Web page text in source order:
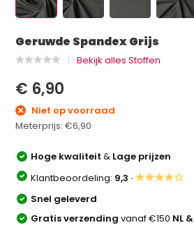
Geruwde Spandex Grijs
Bekijk alles Stoffen
€ 6,90
Niet op voorraad
Meterprijs:€6,90
Hoge kwaliteit& Lage prijzen
Klantbeoordeling: 9,3 ·★★★★☆
Snel geleverd
Gratis verzendingvanaf €150 NL